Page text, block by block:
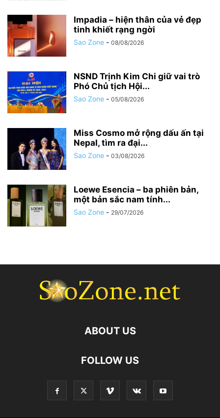
Impadia – hiện thân của vẻ đẹp
tinh khiết rạng ngời
Sao Zone - 08/08/2026
NSND Trịnh Kim Chi giữ vai trò
Phó Chủ tịch Hội...
Sao Zone - 05/08/2026
Miss Cosmo mở rộng dấu ấn tại
Nepal, tìm ra đại...
Sao Zone - 03/08/2026
Loewe Esencia – ba phiên bản,
một bản sắc nam tính...
Sao Zone - 29/07/2026
ABOUT US
FOLLOW US